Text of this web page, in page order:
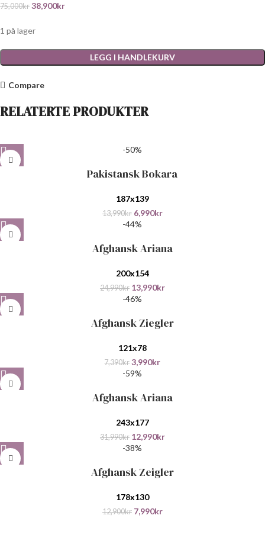
75,000kr 38,900kr
1 på lager
LEGG I HANDLEKURV
Compare
RELATERTE PRODUKTER
-50%
Pakistansk Bokara
187x139
13,990kr 6,990kr
-44%
Afghansk Ariana
200x154
24,990kr 13,990kr
-46%
Afghansk Ziegler
121x78
7,390kr 3,990kr
-59%
Afghansk Ariana
243x177
31,990kr 12,990kr
-38%
Afghansk Zeigler
178x130
12,900kr 7,990kr